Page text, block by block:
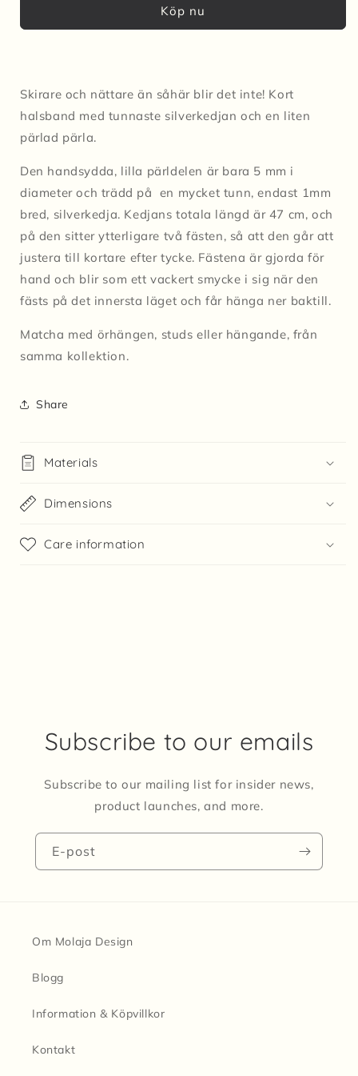
Turkosgrön Turkosgrön
Köp nu
Skirare och nättare än såhär blir det inte! Kort
halsband med tunnaste silverkedjan och en liten
pärlad pärla.
Den handsydda, lilla pärldelen är bara 5 mm i
diameter och trädd på en mycket tunn, endast 1mm
bred, silverkedja. Kedjans totala längd är 47 cm, och
på den sitter ytterligare två fästen, så att den går att
justera till kortare efter tycke. Fästena är gjorda för
hand och blir som ett vackert smycke i sig när den
fästs på det innersta läget och får hänga ner baktill.
Matcha med örhängen, studs eller hängande, från
samma kollektion.
Share
Materials
Dimensions
Care information
Subscribe to our emails
Subscribe to our mailing list for insider news,
product launches, and more.
E-post
Om Molaja Design
Blogg
Information & Köpvillkor
Kontakt